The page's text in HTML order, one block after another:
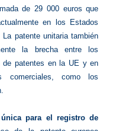
de 29 000 euros que
en los Estados
patente unitaria también
la brecha entre los
de patentes en la UE y en
comerciales, como los
única para el registro de